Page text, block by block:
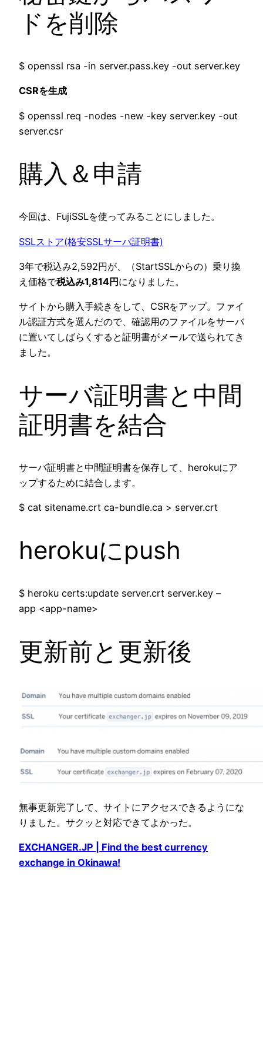
ドを削除
$ openssl rsa -in server.pass.key -out server.key
CSRを生成
$ openssl req -nodes -new -key server.key -out
server.csr
購入＆申請
今回は、FujiSSLを使ってみることにしました。
SSLストア(格安SSLサーバ証明書)
3年で税込み2,592円が、（StartSSLからの）乗り換
え価格で税込み1,814円になりました。
サイトから購入手続きをして、CSRをアップ。ファイ
ル認証方式を選んだので、確認用のファイルをサーバ
に置いてしばらくすると証明書がメールで送られてき
ました。
サーバ証明書と中間
証明書を結合
サーバ証明書と中間証明書を保存して、herokuにア
ップするために結合します。
$ cat sitename.crt ca-bundle.ca > server.crt
herokuにpush
$ heroku certs:update server.crt server.key –
app <app-name>
更新前と更新後
無事更新完了して、サイトにアクセスできるようにな
りました。サクッと対応できてよかった。
EXCHANGER.JP | Find the best currency
exchange in Okinawa!